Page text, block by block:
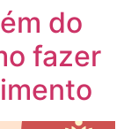
do
fazer